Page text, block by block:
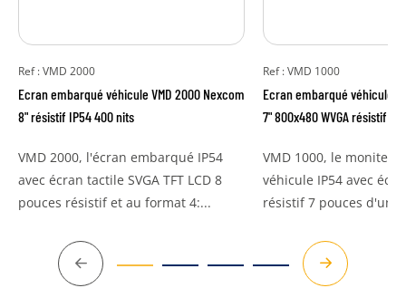
Ref : VMD 2000
Ecran embarqué véhicule VMD 2000 Nexcom
8" résistif IP54 400 nits
VMD 2000, l'écran embarqué IP54
avec écran tactile SVGA TFT LCD 8
pouces résistif et au format 4:...
Ref : VMD 1000
Ecran embarqué véhicule
7" 800x480 WVGA résistif
VMD 1000, le
véhicule IP54 avec
résistif 7 pouces
Précédent Suivant